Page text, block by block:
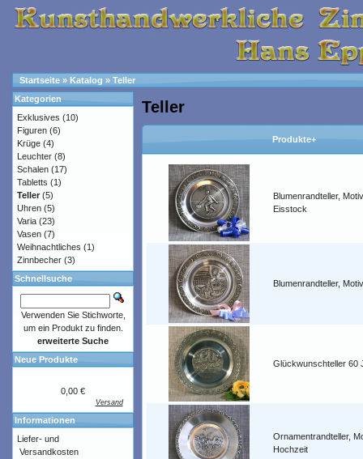
Startseite » Katalog » Teller
Teller
Produkte+
Blumenrandteller, Motiv
Eisstock
Blumenrandteller,
Glückwunschteller 60
Ornamentrandteller,
Hochzeit
Kategorien
Exklusives (10)
Figuren (6)
Krüge (4)
Leuchter (8)
Schalen (17)
Tabletts (1)
Teller (5)
Uhren (5)
Varia (23)
Vasen (7)
Weihnachtliches (1)
Zinnbecher (3)
Schnellsuche
Verwenden Sie Stichworte,
um ein Produkt zu finden.
erweiterte Suche
Neue Produkte
0,00 €
Versand
Informationen
Liefer- und
Versandkosten